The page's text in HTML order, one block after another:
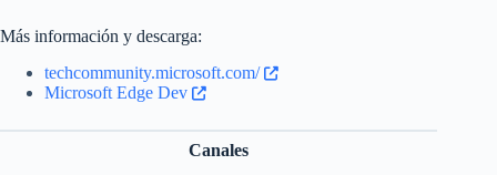
Más información y descarga:
techcommunity.microsoft.com/
Microsoft Edge Dev
Canales